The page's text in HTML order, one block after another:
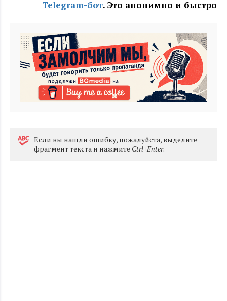
Telegram-бот. Это анонимно и быстро
Eсли вы нашли ошибку, пожалуйста, выделите
фрагмент текста и нажмите Ctrl+Enter.